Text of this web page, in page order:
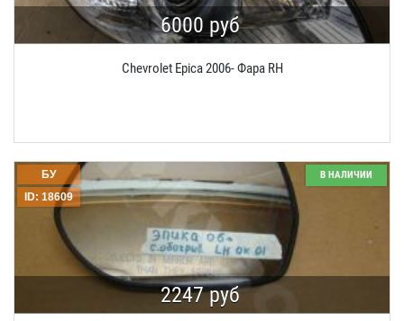
Chevrolet Epica 2006- Фара RH
6000 руб
ID: 18609
БУ
2247 руб
В НАЛИЧИИ